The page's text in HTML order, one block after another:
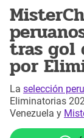
tras gol
por
La selección
Eliminatorias
Venezuela y